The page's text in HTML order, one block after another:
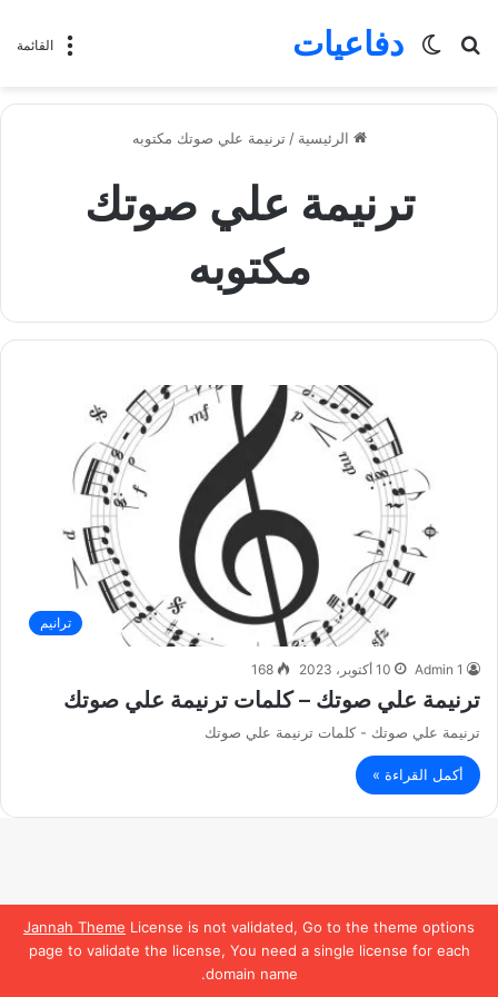
Jannah Theme License is not validated, Go to the theme options
page to validate the license, You need a single license for each
domain name.
القائمة دفاعيات
بحث
الوضع
الرئيسية / ترنيمة علي صوتك مكتوبه
ترنيمة علي صوتك
مكتوبه
ترانيم
Admin 1 10 أكتوبر، 2023 168
ترنيمة علي صوتك – كلمات ترنيمة علي صوتك
ترنيمة علي صوتك - كلمات ترنيمة علي صوتك
أكمل القراءة »